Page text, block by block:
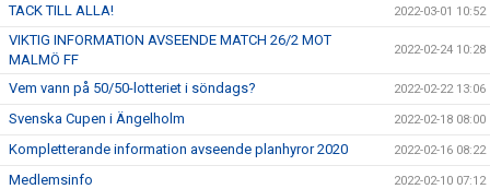
TACK TILL ALLA! 2022-03-01 10:52
VIKTIG INFORMATION AVSEENDE MATCH 26/2 MOT
MALMÖ FF
2022-02-24 10:28
Vem vann på 50/50-lotteriet i söndags? 2022-02-22 13:06
Svenska Cupen i Ängelholm 2022-02-18 08:00
Kompletterande information avseende planhyror 2020 2022-02-16 08:22
Medlemsinfo 2022-02-10 07:12